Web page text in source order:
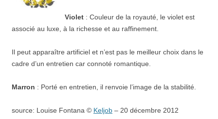
Violet : Couleur de la royauté, le violet est
associé au luxe, à la richesse et au raffinement.
Il peut apparaître artificiel et n’est pas le meilleur choix dans le
cadre d’un entretien car connoté romantique.
Marron : Porté en entretien, il renvoie l’image de la stabilité.
source: Louise Fontana © Keljob – 20 décembre 2012